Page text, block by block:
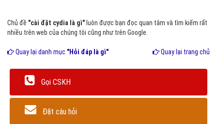
Chủ đề "cài đặt cydia là gì" luôn được bạn đọc quan tâm và tìm kiếm rất
nhiều trên web của chúng tôi cũng như trên Google.
Quay lại danh mục "Hỏi đáp là gì" Quay lại trang chủ
Gọi CSKH
Đặt câu hỏi